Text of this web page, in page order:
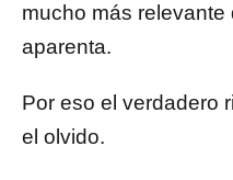
mucho más
aparenta.
Por eso el verdadero
el olvido.